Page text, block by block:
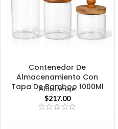
Contenedor De
Almacenamiento Con
Tapa De Bamboo 1000Ml
Almacenaje
$217.00